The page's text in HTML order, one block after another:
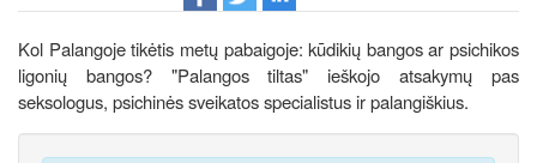
Kol Palangoje tikėtis metų pabaigoje: kūdikių bangos ar psichikos
ligonių bangos? "Palangos tiltas" ieškojo atsakymų pas
seksologus, psichinės sveikatos specialistus ir palangiškius.